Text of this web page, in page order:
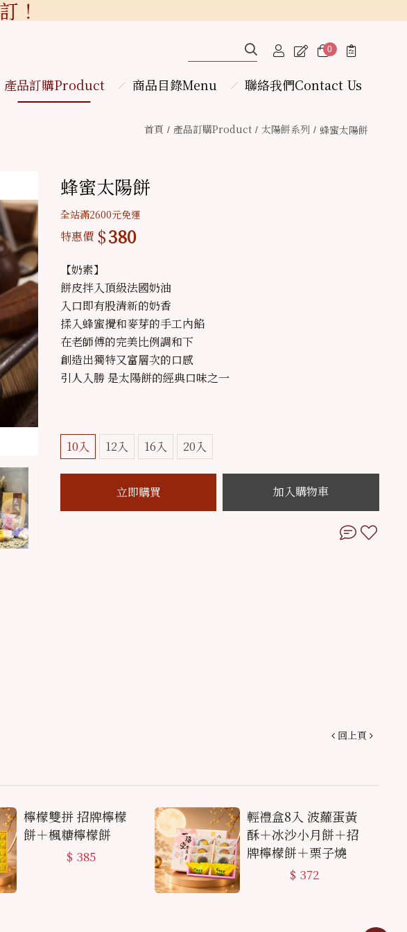
！
0
產品訂購Product 商品目錄Menu 聯絡我們Contact Us
首頁 產品訂購Product 太陽餅系列 蜂蜜太陽餅
蜂蜜太陽餅
全站滿2600元免運
特惠價 $380
【奶素】
餅皮拌入頂級法國奶油
入口即有股清新的奶香
揉入蜂蜜攪和麥芽的手工內餡
在老師傅的完美比例調和下
創造出獨特又富層次的口感
引人入勝 是太陽餅的經典口味之一
10入 12入 16入 20入
立即購買 加入購物車
回上頁
檸檬雙拼 招牌檸檬
餅＋楓糖檸檬餅
$ 385
輕禮盒8入 波蘿蛋黃
酥＋冰沙小月餅＋招
牌檸檬餅＋栗子燒
$ 372